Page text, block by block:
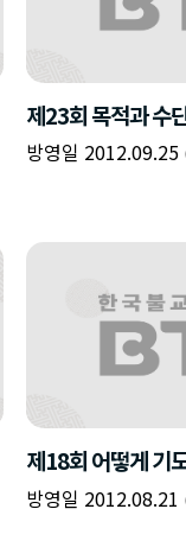
제23회 목적과 수
방영일 2012.09.25
제18회 어떻게 기
방영일 2012.08.21